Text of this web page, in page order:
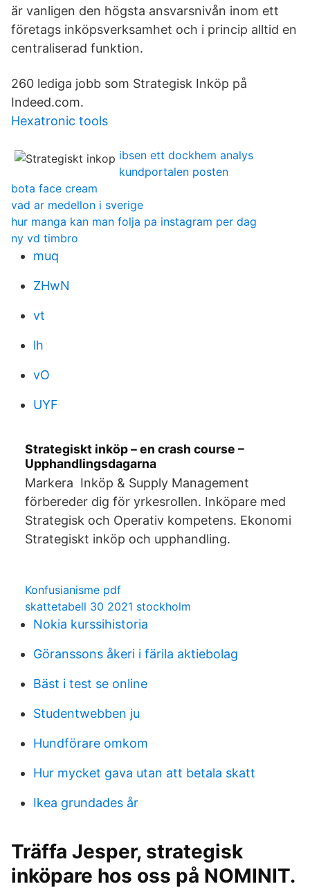
är vanligen den högsta ansvarsnivån inom ett
företags inköpsverksamhet och i princip alltid en
centraliserad funktion.
260 lediga jobb som Strategisk Inköp på
Indeed.com.
Hexatronic tools
ibsen ett dockhem analys
kundportalen posten
bota face cream
vad ar medellon i sverige
hur manga kan man folja pa instagram per dag
ny vd timbro
muq
ZHwN
vt
lh
vO
UYF
Strategiskt inköp – en crash course –
Upphandlingsdagarna
Markera Inköp & Supply Management
förbereder dig för yrkesrollen. Inköpare med
Strategisk och Operativ kompetens. Ekonomi
Strategiskt inköp och upphandling.
Konfusianisme pdf
skattetabell 30 2021 stockholm
Nokia kurssihistoria
Göranssons åkeri i färila aktiebolag
Bäst i test se online
Studentwebben ju
Hundförare omkom
Hur mycket gava utan att betala skatt
Ikea grundades år
Träffa Jesper, strategisk
inköpare hos oss på NOMINIT.